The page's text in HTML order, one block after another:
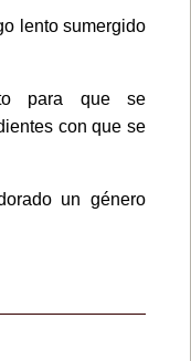
lento sumergido
para que se
con que se
un género